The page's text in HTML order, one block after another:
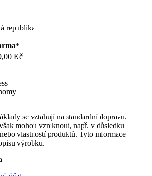
republika
Kč
se vztahují na standardní dopravu.
mohou vzniknout, např. v důsledku
vlastností produktů. Tyto informace
výrobku.